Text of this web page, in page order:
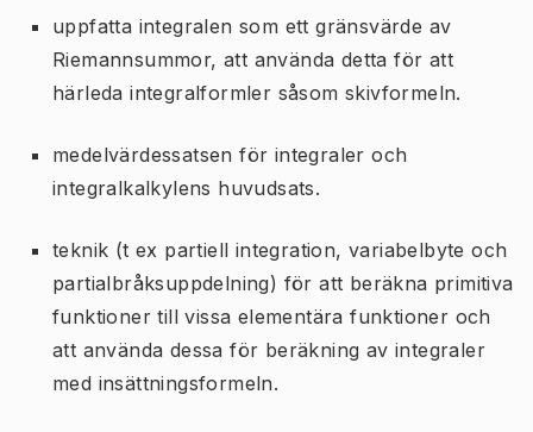
uppfatta integralen som ett gränsvärde av
Riemannsummor, att använda detta för att
härleda integralformler såsom skivformeln.
medelvärdessatsen för integraler och
integralkalkylens huvudsats.
teknik (t ex partiell integration, variabelbyte och
partialbråksuppdelning) för att beräkna primitiva
funktioner till vissa elementära funktioner och
att använda dessa för beräkning av integraler
med insättningsformeln.